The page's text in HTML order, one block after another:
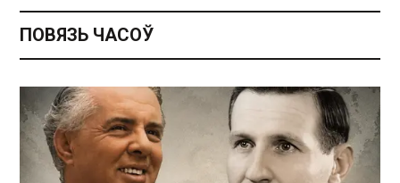
ПОВЯЗЬ ЧАСОЎ